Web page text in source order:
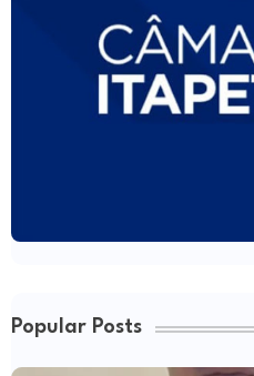
Popular Posts